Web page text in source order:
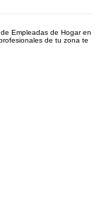
Empleadas de Hogar en
de tu zona te